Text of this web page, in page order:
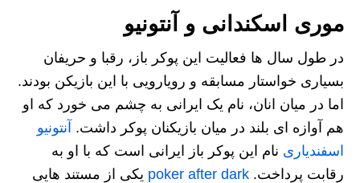
موری اسکندانی و آنتونیو
در طول سال ها فعالیت این پوکر باز، رقبا و حریفان
بسیاری خواستار مسابقه و رویارویی با این بازیکن بودند.
اما در میان انان، نام یک ایرانی به چشم می خورد که او
هم آوازه ای بلند در میان بازیکنان پوکر داشت. آنتونیو
اسفندیاری نام این پوکر باز ایرانی است که با او به
رقابت پرداخت. poker after dark یکی از مستند هایی